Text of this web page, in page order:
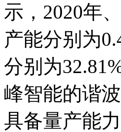
示，2020年
产能分别为
分别为
峰智能的谐
具备量产能